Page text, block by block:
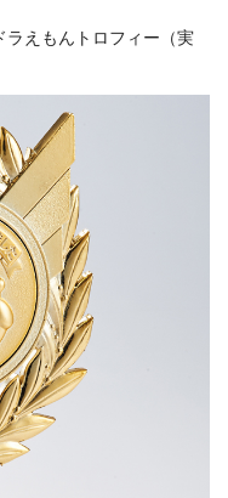
えもんトロフィー（実